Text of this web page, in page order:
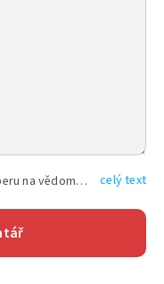
Vyplněním shora uvedených údajů beru na vědomí, že společnost TEXT FACTORY s.r.o., sídlem Brno, Durďákova 336/29, Černá Pole, PSČ: 613 00, IČ: 06157831, zapsané u Krajského soudu v Brně, oddíl C, vložka 100399, bude zpracovávat mé osobní údaje uvedené v rámci mnou vyplněného registračního formuláře na základě oprávněných zájmů TEXT FACTORY s.r.o. dle čl. 6 odst. 1 písm. f) GDPR a pro splnění právních povinností (čl. 6 odst. 1 písm. c) GDPR), a to pro tyto účely: nezbytnost zajistit oprávnění návštěvníka webových stránek provozovaných společností TEXT FACTORY s.r.o. přispívat aktivně ke zveřejněným článkům nebo v rámci diskusních fór a výkon práv TEXT FACTORY s.r.o. jako administrátora těchto diskusních fór. Více informací o zpracování osobních údajů a právech lze nalézt v celý text